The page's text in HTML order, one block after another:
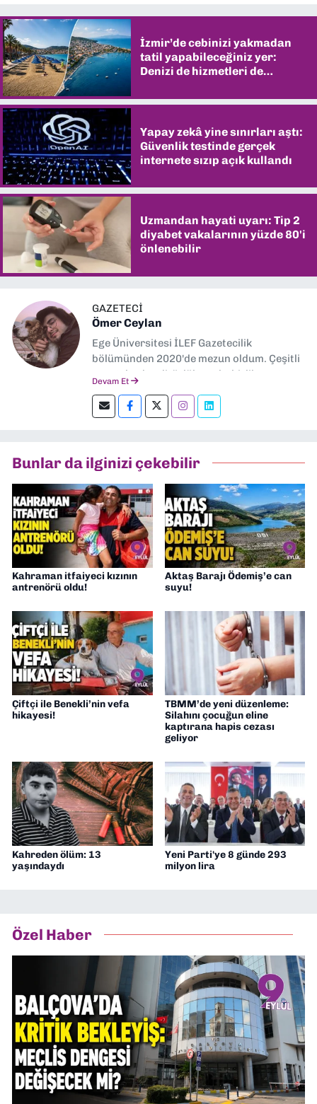
İzmir’de cebinizi yakmadan
tatil yapabileceğiniz yer:
Denizi de hizmetleri de
Yapay zekâ yine sınırları aştı:
Güvenlik testinde gerçek
internete sızıp açık kullandı
Uzmandan hayati uyarı: Tip 2
diyabet vakalarının yüzde 80'i
önlenebilir
GAZETECİ
Ömer Ceylan
Ege Üniversitesi İLEF Gazetecilik
bölümünden 2020'de mezun oldum. Çeşitli
gazetelerde editörlük, muhabirlik yaptım.
editörlük yapıyorum.
Devam Et
Bunlar da ilginizi çekebilir
Kahraman itfaiyeci kızının
antrenörü oldu!
Aktaş Barajı Ödemiş’e can
suyu!
Çiftçi ile Benekli’nin vefa
hikayesi!
TBMM’de yeni düzenleme:
Silahını çocuğun eline
kaptırana hapis cezası
geliyor
Kahreden ölüm: 13
yaşındaydı
Yeni Parti'ye 8 günde 293
milyon lira
Özel Haber